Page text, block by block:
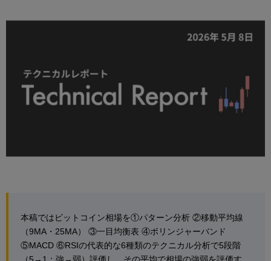
本稿ではビットコイン相場を①パターン分析 ②移動平均線
（9MA・25MA） ③一目均衡表 ④ボリンジャーバンド
⑤MACD ⑥RSIの代表的な6種類のテクニカル分析で5段階